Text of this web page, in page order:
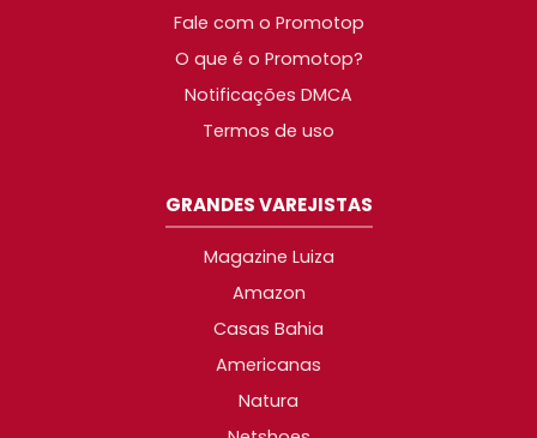
Fale com o Promotop
O que é o Promotop?
Notificações DMCA
Termos de uso
GRANDES VAREJISTAS
Magazine Luiza
Amazon
Casas Bahia
Americanas
Natura